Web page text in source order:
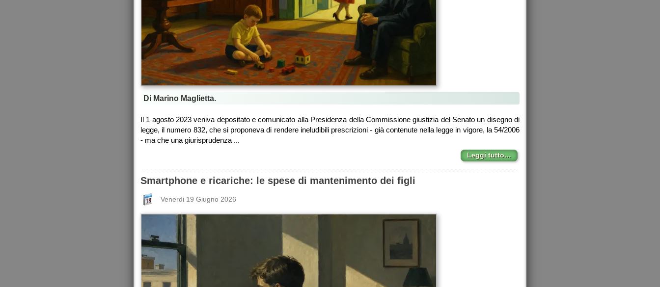
Di Marino Maglietta.
Il 1 agosto 2023 veniva depositato e comunicato alla Presidenza della Commissione giustizia del Senato un disegno di
legge, il numero 832, che si proponeva di rendere ineludibili prescrizioni - già contenute nella legge in vigore, la 54/2006
- ma che una giurisprudenza ...
Leggi tutto…
Smartphone e ricariche: le spese di mantenimento dei figli
Venerdi 19 Giugno 2026